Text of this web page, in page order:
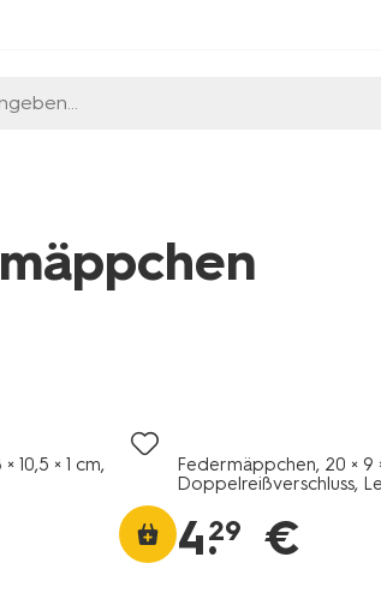
10,5 × 1 cm,
Federmäppchen, 20 × 9
Doppelreißverschluss,
4.
29 €